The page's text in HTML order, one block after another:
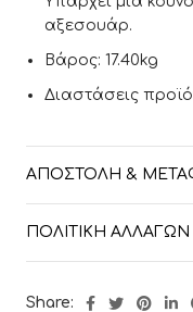
αξεσουάρ.
Βάρος: 17.40kg
Διαστάσεις
ΑΠΟΣΤΟΛΉ &
ΠΟΛΙΤΙΚΉ
Share: